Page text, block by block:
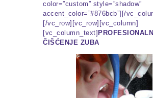
color=”custom” style=”shadow”
accent_color=”#876bcb”][/
[/vc_row][vc_row][vc_column]
[vc_column_text]
ČIŠĆENJE ZUBA